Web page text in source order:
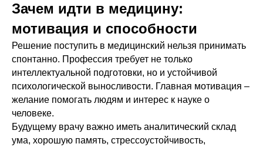
Зачем идти в медицину:
мотивация и способности
Решение поступить в медицинский нельзя принимать
спонтанно. Профессия требует не только
интеллектуальной подготовки, но и устойчивой
психологической выносливости. Главная мотивация –
желание помогать людям и интерес к науке о
человеке.
Будущему врачу важно иметь аналитический склад
ума, хорошую память, стрессоустойчивость,